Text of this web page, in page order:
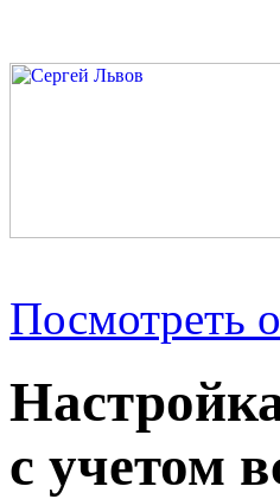
Посмотреть
с учетом